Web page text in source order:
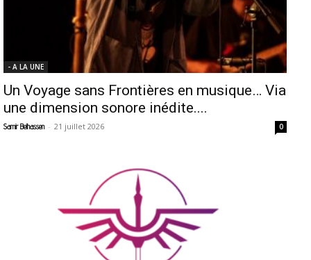
- A LA UNE
Un Voyage sans Frontières en musique… Via
une dimension sonore inédite....
Samir Belhassen - 21 juillet 2026 0